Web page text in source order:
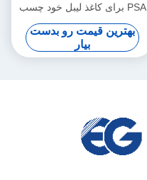
PSA برای کاغذ لیبل خود چسب
بهترین قیمت رو بدست
بیار